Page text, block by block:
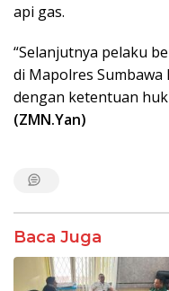
api gas.
“Selanjutnya pelaku
di Mapolres
dengan ketentuan
(ZMN.Yan)
Baca Juga